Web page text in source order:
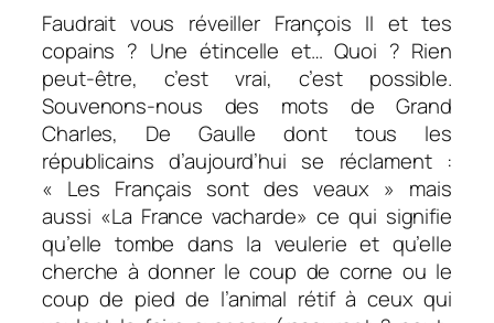
Faudrait vous réveiller François II et tes
copains ? Une étincelle et… Quoi ? Rien
peut-être, c’est vrai, c’est possible.
Souvenons-nous des mots de Grand
Charles, De Gaulle dont tous les
républicains d’aujourd’hui se réclament :
« Les Français sont des veaux » mais
aussi «La France vacharde» ce qui signifie
qu’elle tombe dans la veulerie et qu’elle
cherche à donner le coup de corne ou le
coup de pied de l’animal rétif à ceux qui